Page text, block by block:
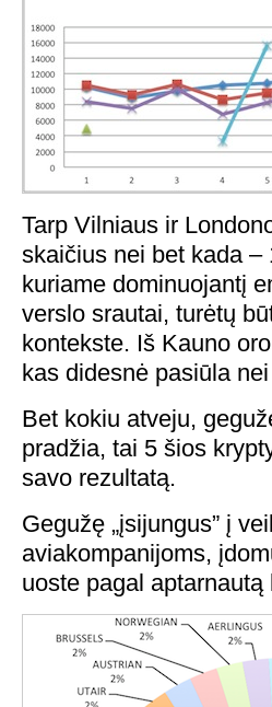
Tarp Vilniaus ir
skaičius nei bet kada –
kuriame dominuojantį
verslo srautai, turėtų
kontekste. Iš Kauno
kas didesnė pasiūla
Bet kokiu atveju,
pradžia, tai 5 šios
savo rezultatą.
Gegužę „įsijungus” į
aviakompanijoms,
uoste pagal aptarnautą